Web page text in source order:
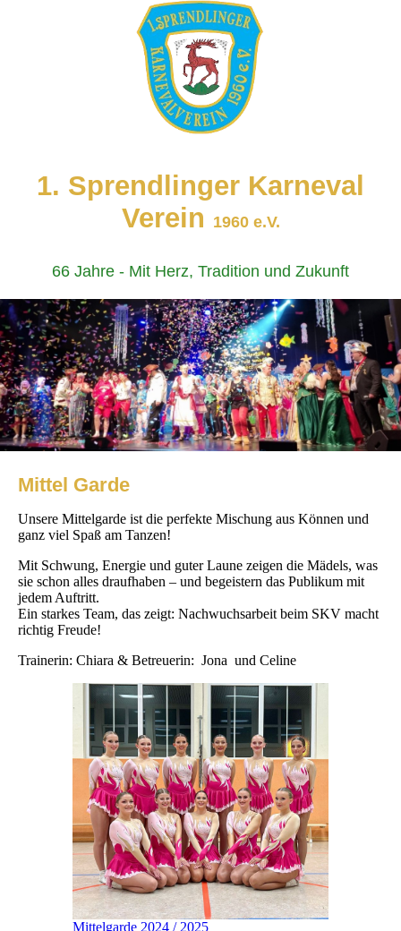
1. Sprendlinger Karneval
Verein 1960 e.V.
66 Jahre - Mit Herz, Tradition und Zukunft
Mittel Garde
Unsere Mittelgarde ist die perfekte Mischung aus Können und
ganz viel Spaß am Tanzen!
Mit Schwung, Energie und guter Laune zeigen die Mädels, was
sie schon alles draufhaben – und begeistern das Publikum mit
jedem Auftritt.
Ein starkes Team, das zeigt: Nachwuchsarbeit beim SKV macht
richtig Freude!
Trainerin: Chiara & Betreuerin: Jona und Celine
Mittelgarde 2024 / 2025